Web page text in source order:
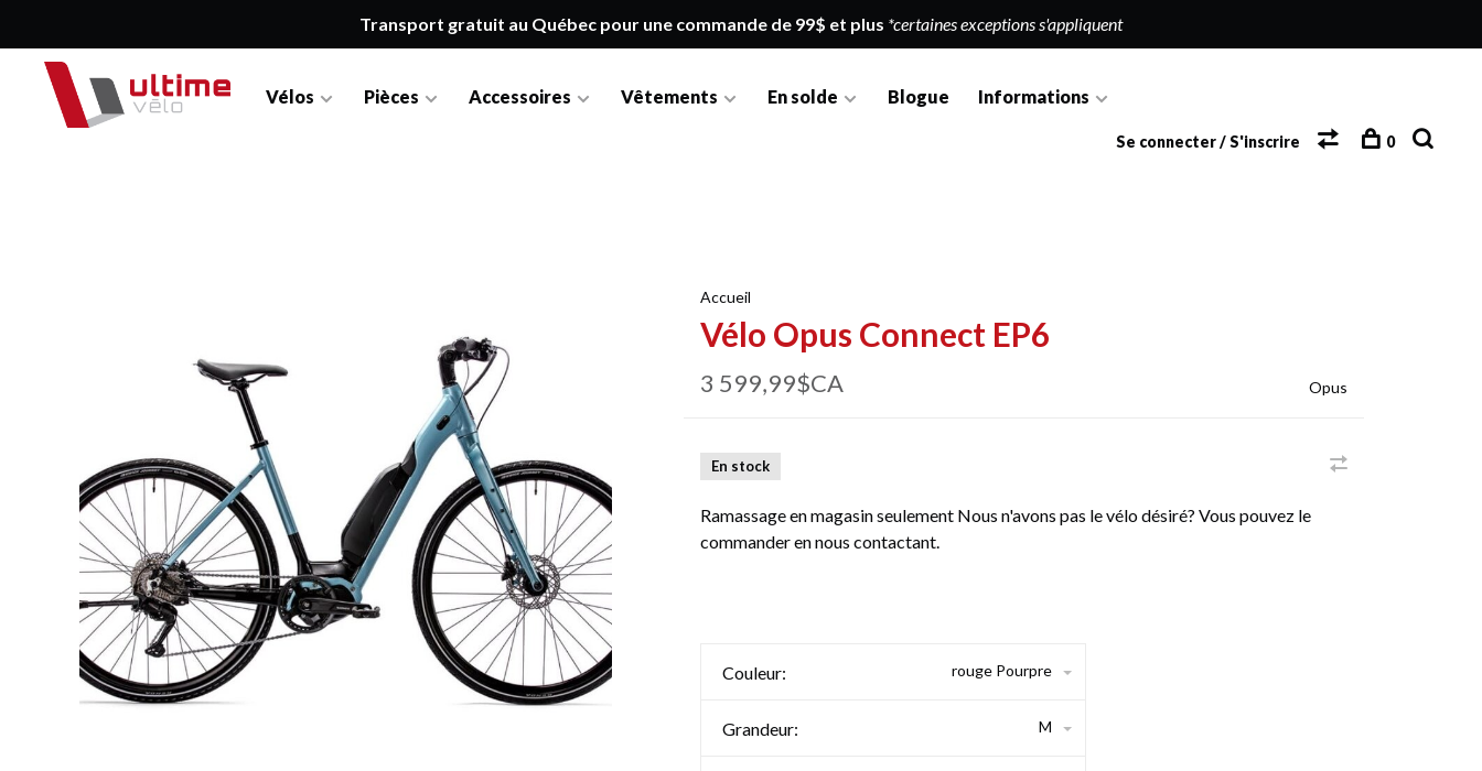
Transport gratuit au Québec pour une commande de 99$ et plus *certaines exceptions s'appliquent
Vélos Pièces Accessoires Vêtements En solde Blogue Informations
Se connecter / S'inscrire 0
Accueil
Vélo Opus Connect EP6
3 599,99$CA Opus
En stock
Ramassage en magasin seulement Nous n'avons pas le vélo désiré? Vous pouvez le
commander en nous contactant.
Couleur: rouge Pourpre
Grandeur: M